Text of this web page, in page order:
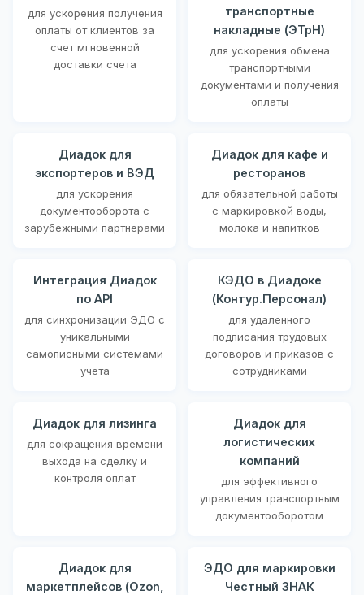
для ускорения получения
оплаты от клиентов за
счет мгновенной
доставки счета
транспортные
накладные (ЭТрН)
для ускорения обмена
транспортными
документами и получения
оплаты
Диадок для
экспортеров и ВЭД
для ускорения
документооборота с
зарубежными партнерами
Диадок для кафе и
ресторанов
для обязательной работы
с маркировкой воды,
молока и напитков
Интеграция Диадок
по API
для синхронизации ЭДО с
уникальными
самописными системами
учета
КЭДО в Диадоке
(Контур.Персонал)
для удаленного
подписания трудовых
договоров и приказов с
сотрудниками
Диадок для лизинга
для сокращения времени
выхода на сделку и
контроля оплат
Диадок для
логистических
компаний
для эффективного
управления транспортным
документооборотом
Диадок для
маркетплейсов (Ozon,
ЭДО для маркировки
Честный ЗНАК